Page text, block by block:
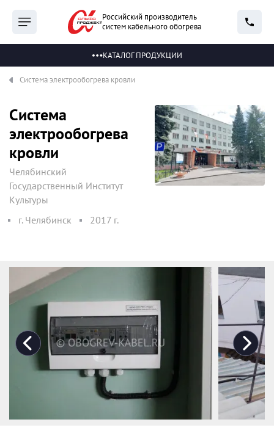
Российский производитель
систем кабельного обогрева
КАТАЛОГ ПРОДУКЦИИ
Система электрообогрева кровли
Система
электрообогрева
кровли
Челябинский
Государственный Институт
Культуры
г. Челябинск
2017 г.